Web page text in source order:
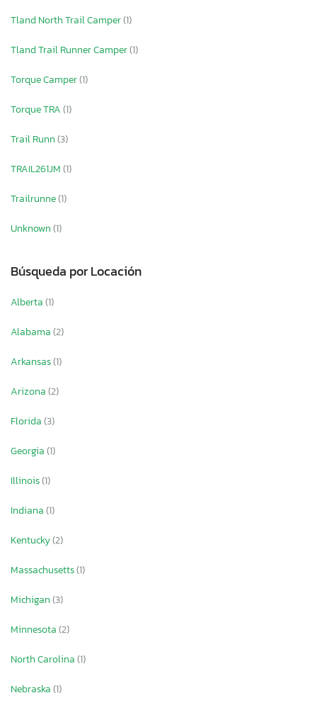
Tland North Trail Camper(1)
Tland Trail Runner Camper(1)
Torque Camper(1)
Torque TRA(1)
Trail Runn(3)
TRAIL261JM(1)
Trailrunne(1)
Unknown(1)
Búsqueda por Locación
Alberta(1)
Alabama(2)
Arkansas(1)
Arizona(2)
Florida(3)
Georgia(1)
Illinois(1)
Indiana(1)
Kentucky(2)
Massachusetts(1)
Michigan(3)
Minnesota(2)
North Carolina(1)
Nebraska(1)